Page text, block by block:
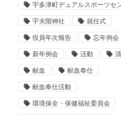
宇多津町デュアルスポーツセ
宇夫階神社 就任式
役員年次報告 忘年例会
新年例会 活動
献血 献血奉仕
献血奉仕活動
環境保全・保健福祉委員会